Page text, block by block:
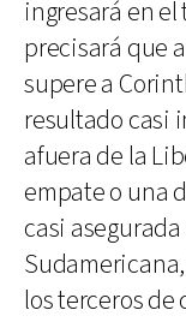
ingresará en
precisará que
supere a
resultado casi
afuera de la
empate o una
casi
los terceros de